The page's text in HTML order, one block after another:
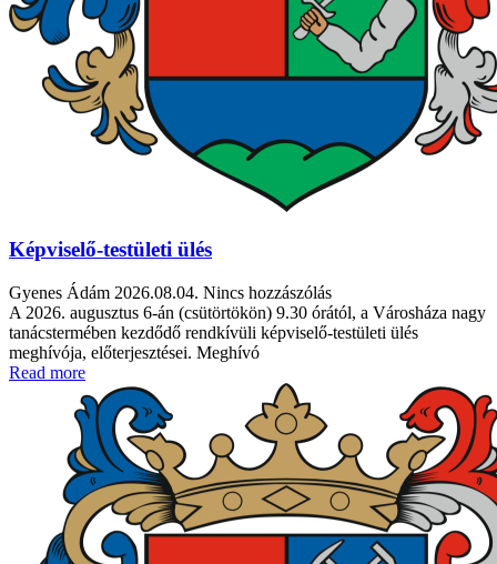
Képviselő-testületi ülés
Gyenes Ádám 2026.08.04. Nincs hozzászólás
A 2026. augusztus 6-án (csütörtökön) 9.30 órától, a Városháza nagy
tanácstermében kezdődő rendkívüli képviselő-testületi ülés
meghívója, előterjesztései. Meghívó
Read more